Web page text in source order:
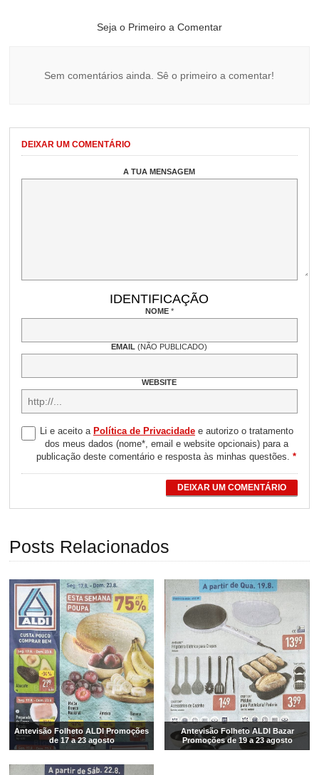
Seja o Primeiro a Comentar
Sem comentários ainda. Sê o primeiro a comentar!
DEIXAR UM COMENTÁRIO
A TUA MENSAGEM
IDENTIFICAÇÃO
NOME *
EMAIL(NÃO PUBLICADO)
WEBSITE
Li e aceito a Política de Privacidadee autorizo o tratamento
dos meus dados (nome*, email e website opcionais) para a
publicação deste comentário e resposta às minhas questões.*
DEIXAR UM COMENTÁRIO
Posts Relacionados
Antevisão Folheto ALDI Promoções
de 17 a 23 agosto
Antevisão Folheto ALDI Bazar
Promoções de 19 a 23 agosto